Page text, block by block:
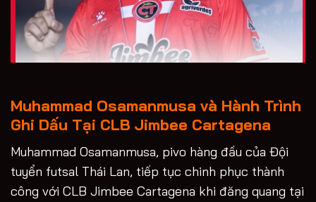
Muhammad Osamanmusa và Hành Trình
Ghi Dấu Tại CLB Jimbee Cartagena
Muhammad Osamanmusa, pivo hàng đầu của Đội
tuyển futsal Thái Lan, tiếp tục chinh phục thành
công với CLB Jimbee Cartagena khi đăng quang tại